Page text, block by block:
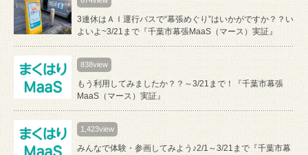
3連休はＡＩ運行バスで“幕張めぐり”はいかがですか？？い
よいよ~3/21まで『千葉市幕張MaaS（マース）実証』
838view
もう利用してみましたか？？～3/21まで！『千葉市幕張
MaaS（マース）実証』
1,423view
みんなで体験・参画してみよう♪2/1～3/21まで『千葉市幕